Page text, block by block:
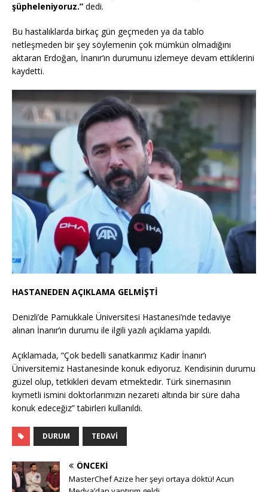
şüpheleniyoruz.” dedi.
Bu hastalıklarda birkaç gün geçmeden ya da tablo
netleşmeden bir şey söylemenin çok mümkün olmadığını
aktaran Erdoğan, İnanır’ın durumunu izlemeye devam ettiklerini
kaydetti.
HASTANEDEN AÇIKLAMA GELMİŞTİ
Denizli’de Pamukkale Üniversitesi Hastanesi’nde tedaviye
alınan İnanır’ın durumu ile ilgili yazılı açıklama yapıldı.
Açıklamada, “Çok bedelli sanatkarımız Kadir İnanır’ı
Üniversitemiz Hastanesinde konuk ediyoruz. Kendisinin durumu
güzel olup, tetkikleri devam etmektedir. Türk sinemasının
kıymetli ismini doktorlarımızın nezareti altında bir süre daha
konuk edeceğiz” tabirleri kullanıldı.
DURUM TEDAVI
ÖNCEKI
MasterChef Azize her şeyi ortaya döktü! Acun